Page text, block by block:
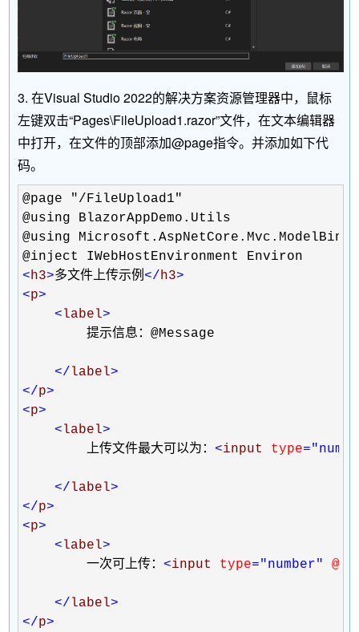
3. 在Visual Studio 2022的解决方案资源管理器中，鼠标
左键双击“Pages\FileUpload1.razor”文件，在文本编辑器
中打开，在文件的顶部添加@page指令。并添加如下代
码。
@page "/FileUpload1"
@using BlazorAppDemo.Utils
@using
<h3>多文件上传示例</h3>
<p>
< label>
        提示信息：@Message
</ label>
</p>
<p>
< label>
        上传文件最大可以为：
<input type
</ label>
</p>
<p>
< label>
        一次可上传：
<input type="number"
</ label>
</p>